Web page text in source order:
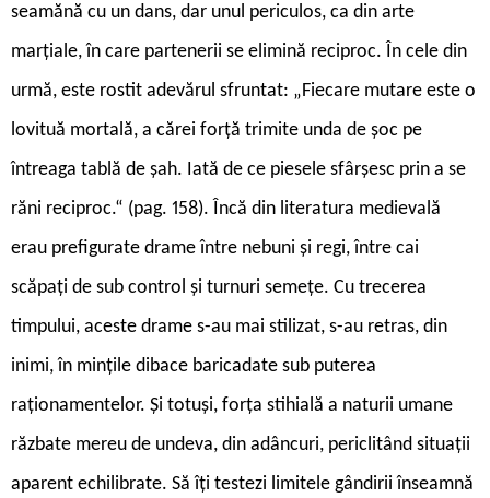
seamănă cu un dans, dar unul periculos, ca din arte
marțiale, în care partenerii se elimină reciproc. În cele din
urmă, este rostit adevărul sfruntat: „Fiecare mutare este o
lovituă mortală, a cărei forță trimite unda de șoc pe
întreaga tablă de șah. Iată de ce piesele sfârșesc prin a se
răni reciproc.“ (pag. 158). Încă din literatura medievală
erau prefigurate drame între nebuni și regi, între cai
scăpați de sub control și turnuri semețe. Cu trecerea
timpului, aceste drame s-au mai stilizat, s-au retras, din
inimi, în mințile dibace baricadate sub puterea
raționamentelor. Și totuși, forța stihială a naturii umane
răzbate mereu de undeva, din adâncuri, periclitând situații
aparent echilibrate. Să îți testezi limitele gândirii înseamnă